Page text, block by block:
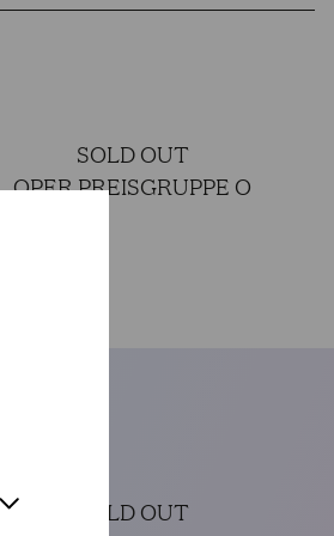
SOLD OUT
OPER PREISGRUPPE O
SOLD OUT